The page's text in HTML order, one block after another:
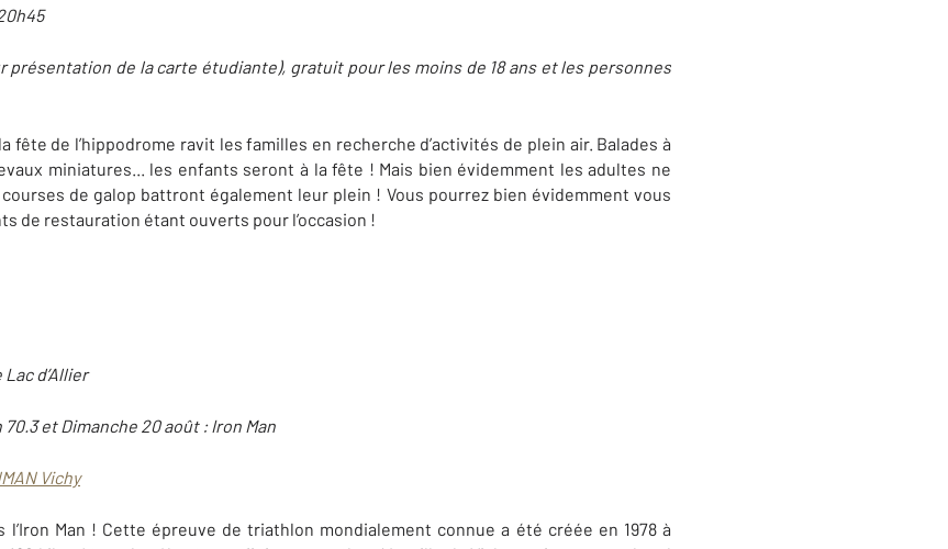
présentation de la carte étudiante), gratuit pour les moins de 18 ans et les personnes
fête de l’hippodrome ravit les familles en recherche d’activités de plein air. Balades à
miniatures... les enfants seront à la fête ! Mais bien évidemment les adultes ne
de galop battront également leur plein ! Vous pourrez bien évidemment vous
de restauration étant ouverts pour l’occasion !
d’Allier
70.3 et Dimanche 20 août : Iron Man
Vichy
Man ! Cette épreuve de triathlon mondialement connue a été créée en 1978 à